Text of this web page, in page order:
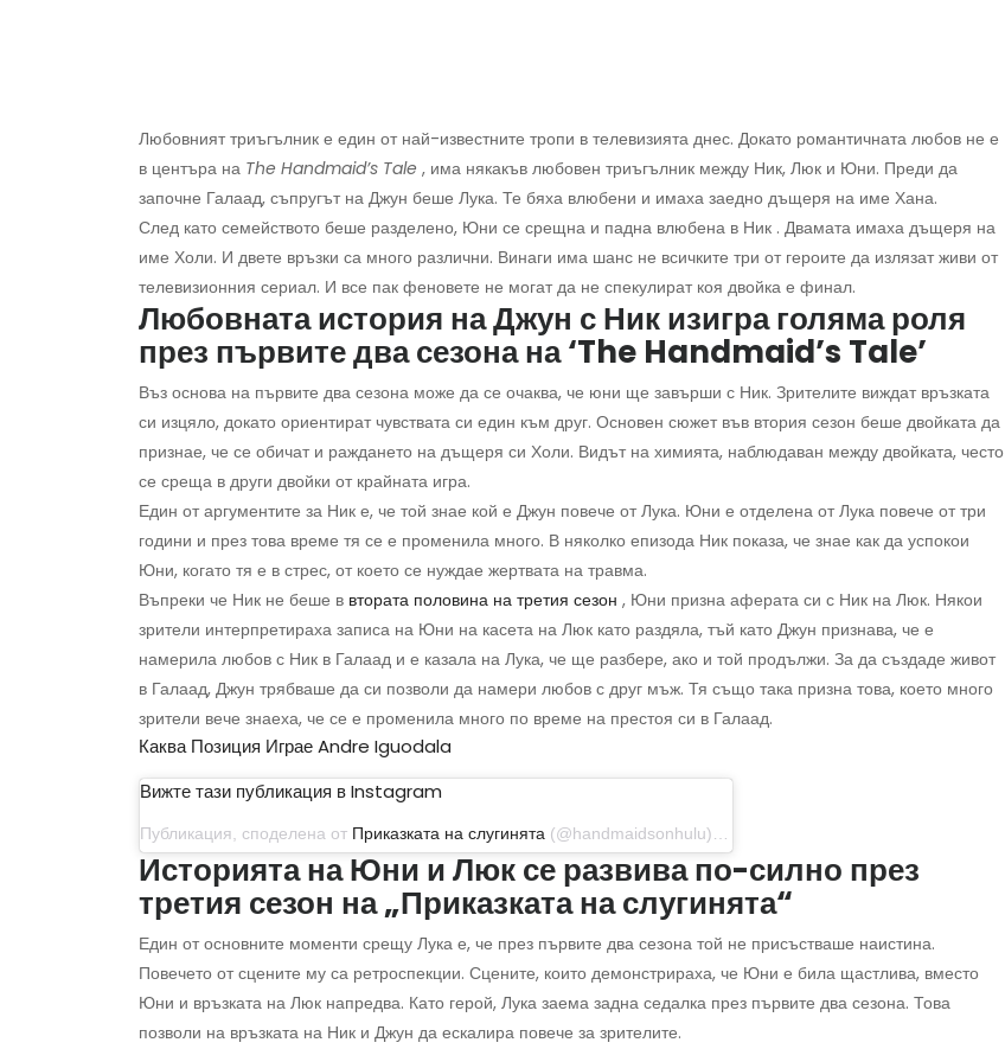
Любовният триъгълник е един от най-известните тропи в телевизията днес. Докато романтичната любов не е
в центъра на The Handmaid’s Tale , има някакъв любовен триъгълник между Ник, Люк и Юни. Преди да
започне Галаад, съпругът на Джун беше Лука. Те бяха влюбени и имаха заедно дъщеря на име Хана.
След като семейството беше разделено, Юни се срещна и падна влюбена в Ник . Двамата имаха дъщеря на
име Холи. И двете връзки са много различни. Винаги има шанс не всичките три от героите да излязат живи от
телевизионния сериал. И все пак феновете не могат да не спекулират коя двойка е финал.
Любовната история на Джун с Ник изигра голяма роля
през първите два сезона на ‘The Handmaid’s Tale’
Въз основа на първите два сезона може да се очаква, че юни ще завърши с Ник. Зрителите виждат връзката
си изцяло, докато ориентират чувствата си един към друг. Основен сюжет във втория сезон беше двойката да
признае, че се обичат и раждането на дъщеря си Холи. Видът на химията, наблюдаван между двойката, често
се среща в други двойки от крайната игра.
Един от аргументите за Ник е, че той знае кой е Джун повече от Лука. Юни е отделена от Лука повече от три
години и през това време тя се е променила много. В няколко епизода Ник показа, че знае как да успокои
Юни, когато тя е в стрес, от което се нуждае жертвата на травма.
Въпреки че Ник не беше в втората половина на третия сезон , Юни призна аферата си с Ник на Люк. Някои
зрители интерпретираха записа на Юни на касета на Люк като раздяла, тъй като Джун признава, че е
намерила любов с Ник в Галаад и е казала на Лука, че ще разбере, ако и той продължи. За да създаде живот
в Галаад, Джун трябваше да си позволи да намери любов с друг мъж. Тя също така призна това, което много
зрители вече знаеха, че се е променила много по време на престоя си в Галаад.
Каква Позиция Играе Andre Iguodala
Вижте тази публикация в Instagram
Публикация, споделена от Приказката на слугинята (@handmaidsonhulu) на 26 юни 2019 г. в 11:15 ч. PDT
Историята на Юни и Люк се развива по-силно през
третия сезон на „Приказката на слугинята“
Един от основните моменти срещу Лука е, че през първите два сезона той не присъстваше наистина.
Повечето от сцените му са ретроспекции. Сцените, които демонстрираха, че Юни е била щастлива, вместо
Юни и връзката на Люк напредва. Като герой, Лука заема задна седалка през първите два сезона. Това
позволи на връзката на Ник и Джун да ескалира повече за зрителите.